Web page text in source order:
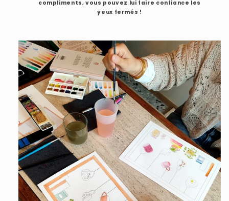
compliments, vous pouvez lui faire confiance les
yeux fermés !